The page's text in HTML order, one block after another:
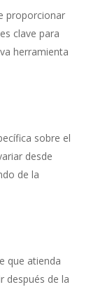
proporcionar
clave para
herramienta
sobre el
desde
de la
que atienda
después de la